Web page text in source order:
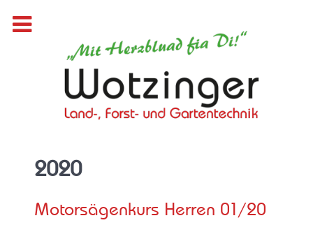
2020
Motorsägenkurs Herren 01/20